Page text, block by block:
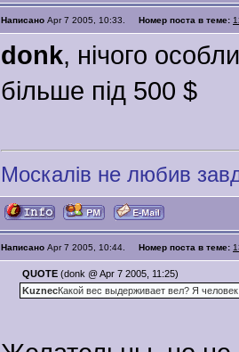
Написано Apr 7 2005, 10:33. Номер поста в теме:
donk, нічого
більше під 500 $
Москалів не любив
Написано Apr 7 2005, 10:44. Номер поста в теме:
QUOTE (donk @ Apr 7 2005, 11:25)
KuznecКакой вес выдерживает вел? Я